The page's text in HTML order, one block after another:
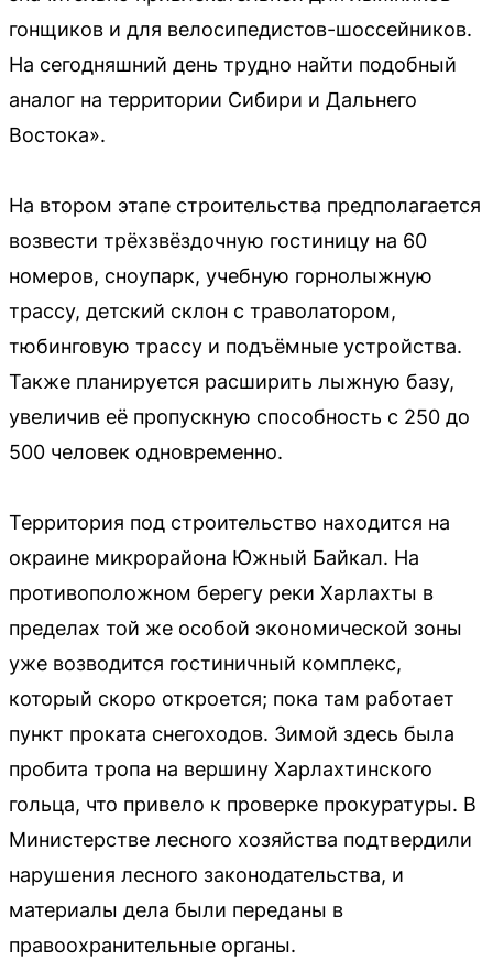
гонщиков и для велосипедистов-шоссейников.
На сегодняшний день трудно найти подобный
аналог на территории Сибири и Дальнего
Востока».
На втором этапе строительства предполагается
возвести трёхзвёздочную гостиницу на 60
номеров, сноупарк, учебную горнолыжную
трассу, детский склон с траволатором,
тюбинговую трассу и подъёмные устройства.
Также планируется расширить лыжную базу,
увеличив её пропускную способность с 250 до
500 человек одновременно.
Территория под строительство находится на
окраине микрорайона Южный Байкал. На
противоположном берегу реки Харлахты в
пределах той же особой экономической зоны
уже возводится гостиничный комплекс,
который скоро откроется; пока там работает
пункт проката снегоходов. Зимой здесь была
пробита тропа на вершину Харлахтинского
гольца, что привело к проверке прокуратуры. В
Министерстве лесного хозяйства подтвердили
нарушения лесного законодательства, и
материалы дела были переданы в
правоохранительные органы.